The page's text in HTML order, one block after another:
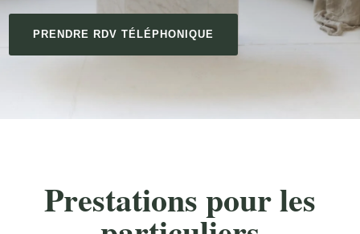
PRENDRE RDV TÉLÉPHONIQUE
Prestations pour les